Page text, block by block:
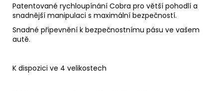
Patentované rychloupínání Cobra pro větší pohodlí a
snadnější manipulaci s maximální bezpečností.
Snadné připevnění k bezpečnostnímu pásu ve vašem
autě.
K dispozici ve 4 velikostech